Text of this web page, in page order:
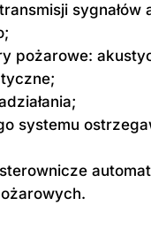
sygnałów
pożarowe:
systemu